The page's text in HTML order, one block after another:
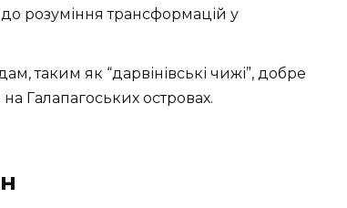
розуміння трансформацій у
таким як “дарвінівські чижі”, добре
Галапагоських островах.